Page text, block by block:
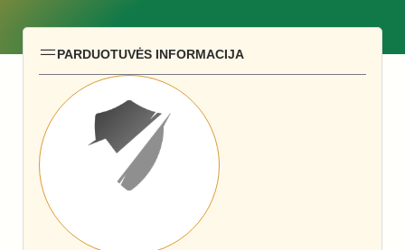
PARDUOTUVĖS INFORMACIJA